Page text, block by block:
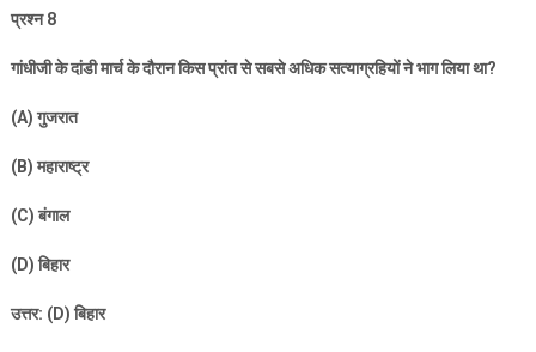
प्रश्न8
गांधीजी के दांडी मार्च के दौरान किस प्रांत से सबसे अधिक सत्याग्रहियों ने भाग लिया था?
(A)गुजरात
(B)महाराष्ट्र
(C)बंगाल
(D)बिहार
उत्तर: (D)बिहार